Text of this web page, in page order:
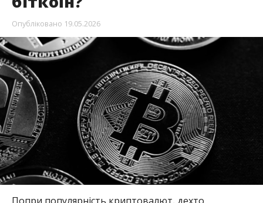
Попри популярність криптовалют, дехто
ставиться до них скептично. Хочакурс біткоїна в
доларахпомітно збільшився за останні роки,
певна категорія користувачів не вважає його
найбезпечнішим варіантом заощаджень.
Насправді, цю крипту називають найбільш
децентралізованою та захищеною завдяки
тисячам незалежних вузлів. Звісно, певні
вразливості існують, проте вони не пов’язані з
архітектурою.
КОНКРЕТНІ РИЗИКИ